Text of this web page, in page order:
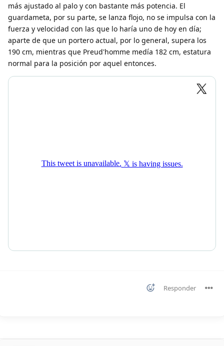
más ajustado al palo y con bastante más potencia. El
guardameta, por su parte, se lanza flojo, no se impulsa con la
fuerza y velocidad con las que lo haría uno de hoy en día;
aparte de que un portero actual, por lo general, supera los
190 cm, mientras que Preud'homme medía 182 cm, estatura
normal para la posición por aquel entonces.
Responder